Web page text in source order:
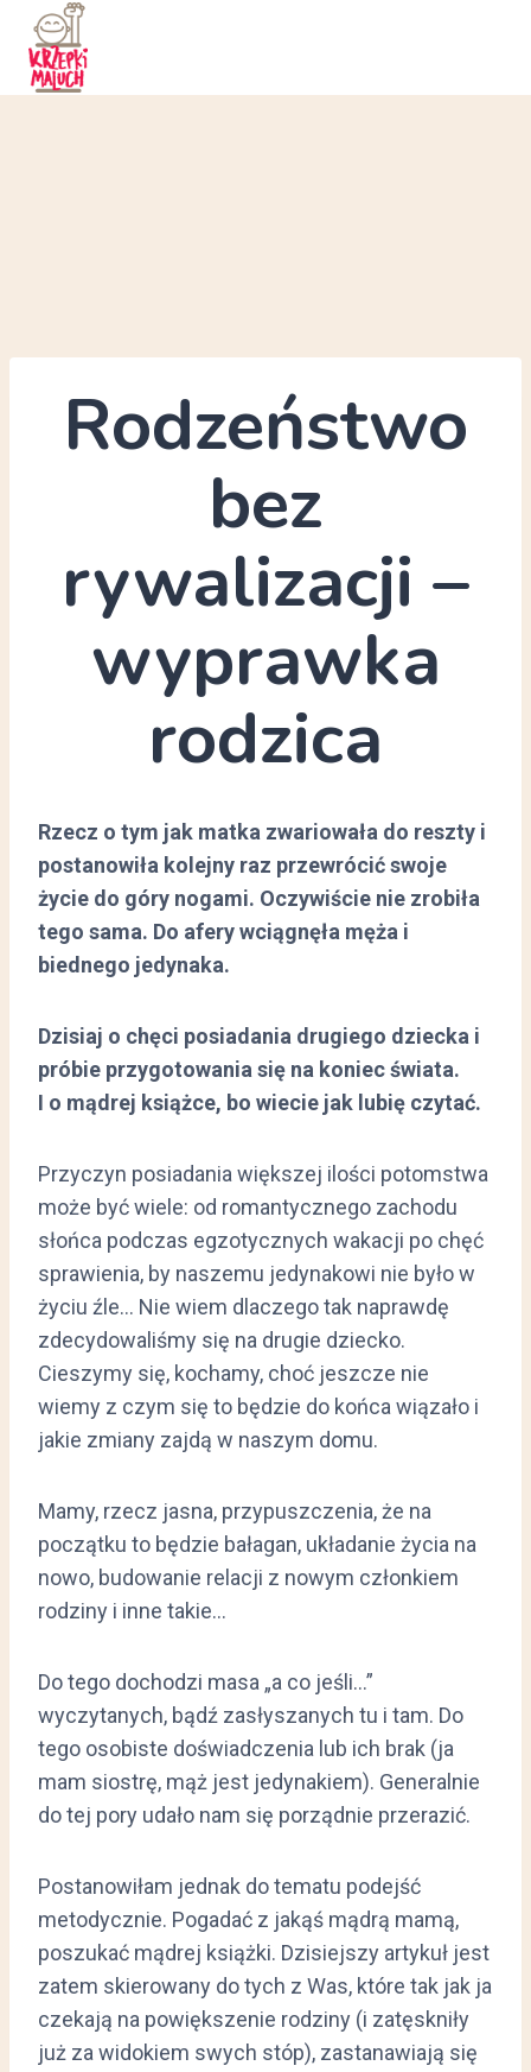
Przejdź
treści
Rodzeństwo
bez
rywalizacji –
wyprawka
rodzica
Rzecz o tym jak matka zwariowała do reszty i
postanowiła kolejny raz przewrócić swoje
życie do góry nogami. Oczywiście nie zrobiła
tego sama. Do afery wciągnęła męża i
biednego jedynaka.
Dzisiaj o chęci posiadania drugiego dziecka i
próbie przygotowania się na koniec świata.
I o mądrej książce, bo wiecie jak lubię czytać.
Przyczyn posiadania większej ilości potomstwa
może być wiele: od romantycznego zachodu
słońca podczas egzotycznych wakacji po chęć
sprawienia, by naszemu jedynakowi nie było w
życiu źle… Nie wiem dlaczego tak naprawdę
zdecydowaliśmy się na drugie dziecko.
Cieszymy się, kochamy, choć jeszcze nie
wiemy z czym się to będzie do końca wiązało i
jakie zmiany zajdą w naszym domu.
Mamy, rzecz jasna, przypuszczenia, że na
początku to będzie bałagan, układanie życia na
nowo, budowanie relacji z nowym członkiem
rodziny i inne takie…
Do tego dochodzi masa „a co jeśli…”
wyczytanych, bądź zasłyszanych tu i tam. Do
tego osobiste doświadczenia lub ich brak (ja
mam siostrę, mąż jest jedynakiem). Generalnie
do tej pory udało nam się porządnie przerazić.
Postanowiłam jednak do tematu podejść
metodycznie. Pogadać z jakąś mądrą mamą,
poszukać mądrej książki. Dzisiejszy artykuł jest
zatem skierowany do tych z Was, które tak jak ja
czekają na powiększenie rodziny (i zatęskniły
już za widokiem swych stóp), zastanawiają się